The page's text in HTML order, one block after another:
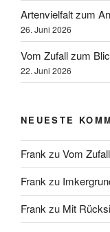
Artenvielfalt zum
26. Juni 2026
Vom Zufall zum
22. Juni 2026
NEUESTE
Frank zuVom
Frank zu
Frank zu Mit